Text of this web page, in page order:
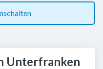
Unterfranken